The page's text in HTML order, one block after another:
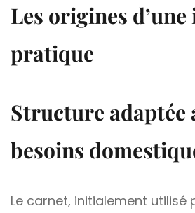
Les origines d’une
pratique
Structure adaptée
besoins
Le carnet, initialement utilisé